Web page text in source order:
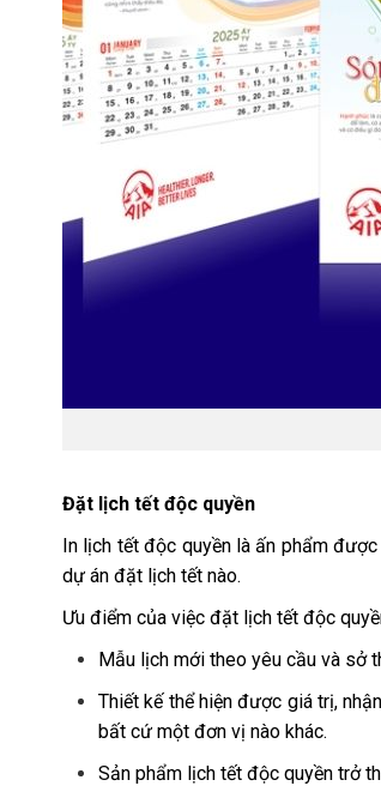
Đặt lịch tết độc quyền
In lịch tết độc quyền là ấn phẩm
dự án đặt lịch tết nào.
Ưu điểm của việc đặt lịch tết độc
Mẫu lịch mới theo yêu cầu và sở
Thiết kế thể hiện được giá trị,
bất cứ một đơn vị nào khác.
Sản phẩm lịch tết độc quyền trở